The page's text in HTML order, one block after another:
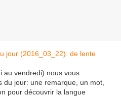
au vendredi) nous vous
du jour: une remarque, un mot,
pour découvrir la langue